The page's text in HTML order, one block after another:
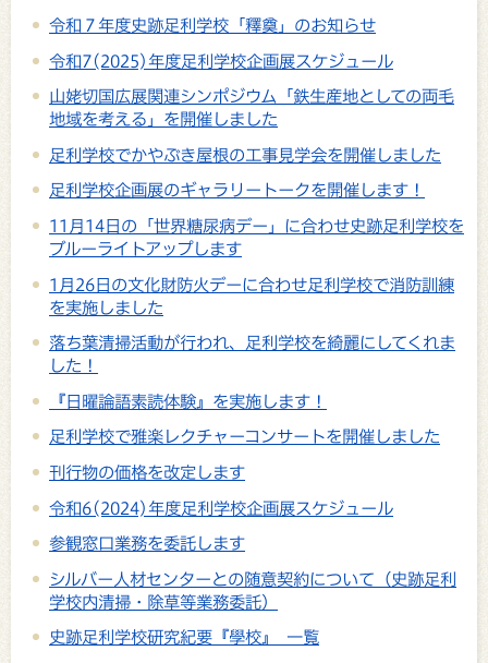
令和７年度史跡足利学校「釋奠」のお知らせ
令和7(2025)年度足利学校企画展スケジュール
山姥切国広展関連シンポジウム「鉄生産地としての両毛
地域を考える」を開催しました
足利学校でかやぶき屋根の工事見学会を開催しました
足利学校企画展のギャラリートークを開催します！
11月14日の「世界糖尿病デー」に合わせ史跡足利学校を
ブルーライトアップします
1月26日の文化財防火デーに合わせ足利学校で消防訓練
を実施しました
落ち葉清掃活動が行われ、足利学校を綺麗にしてくれま
した！
『日曜論語素読体験』を実施します！
足利学校で雅楽レクチャーコンサートを開催しました
刊行物の価格を改定します
令和6(2024)年度足利学校企画展スケジュール
参観窓口業務を委託します
シルバー人材センターとの随意契約について（史跡足利
学校内清掃・除草等業務委託）
史跡足利学校研究紀要『學校』 一覧